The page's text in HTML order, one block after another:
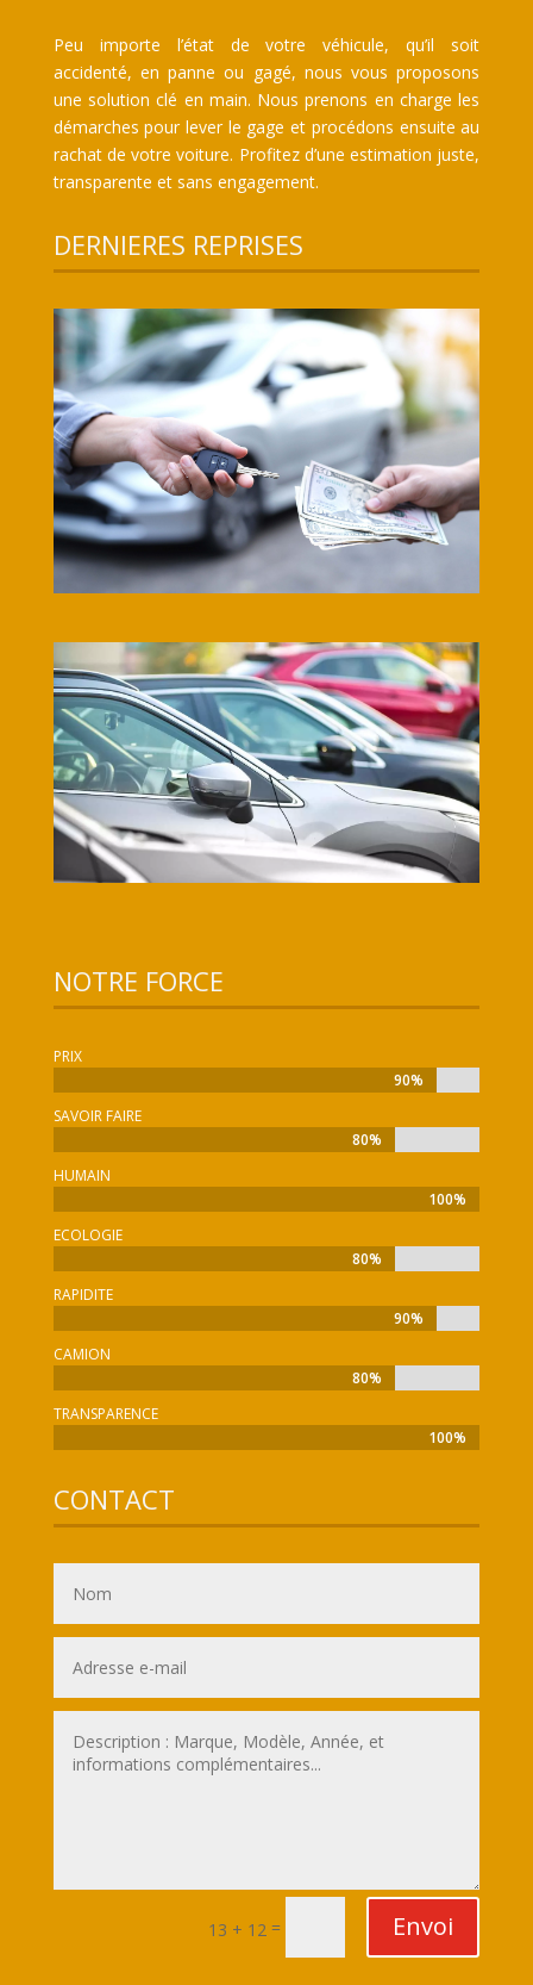
Peu importe l’état de votre véhicule, qu’il soit
accidenté, en panne ou gagé, nous vous proposons
une solution clé en main. Nous prenons en charge les
démarches pour lever le gage et procédons ensuite au
rachat de votre voiture. Profitez d’une estimation juste,
transparente et sans engagement.
DERNIERES REPRISES
NOTRE FORCE
PRIX
90%
90%
SAVOIR FAIRE
80%
80%
HUMAIN
100%
100%
ECOLOGIE
80%
80%
RAPIDITE
90%
90%
CAMION
80%
80%
TRANSPARENCE
100%
100%
CONTACT
13 + 12 = Envoi